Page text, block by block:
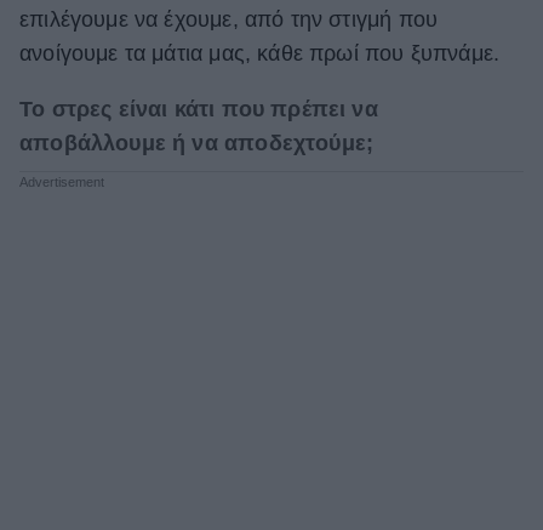
επιλέγουμε να έχουμε, από την στιγμή που
ανοίγουμε τα μάτια μας, κάθε πρωί που ξυπνάμε.
Το στρες είναι κάτι που πρέπει να
αποβάλλουμε ή να αποδεχτούμε;